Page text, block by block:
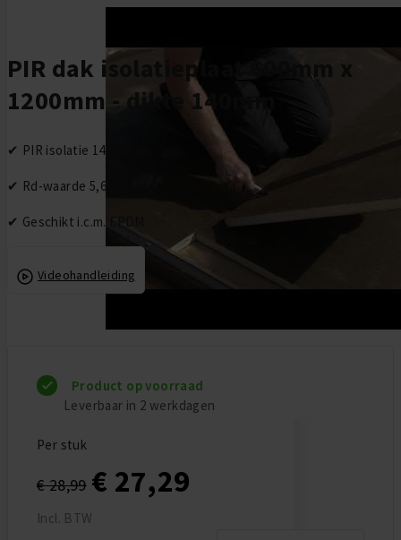
Ga naar het begin van de afbeeldingen-gallerij
PIR dak isolatieplaat 600mm x
1200mm - dikte 140mm
✔ PIR isolatie 140mm dik
✔ Rd-waarde 5,60
✔ Geschikt i.c.m. EPDM
Videohandleiding
Product op voorraad
Leverbaar in 2 werkdagen
Per stuk
€ 28,99 € 27,29
Incl. BTW